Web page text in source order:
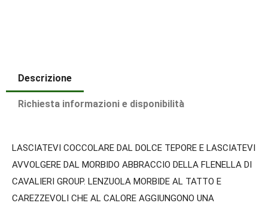
Descrizione
Richiesta informazioni e disponibilità
LASCIATEVI COCCOLARE DAL DOLCE TEPORE E LASCIATEVI
AVVOLGERE DAL MORBIDO ABBRACCIO DELLA FLENELLA DI
CAVALIERI GROUP. LENZUOLA MORBIDE AL TATTO E
CAREZZEVOLI CHE AL CALORE AGGIUNGONO UNA